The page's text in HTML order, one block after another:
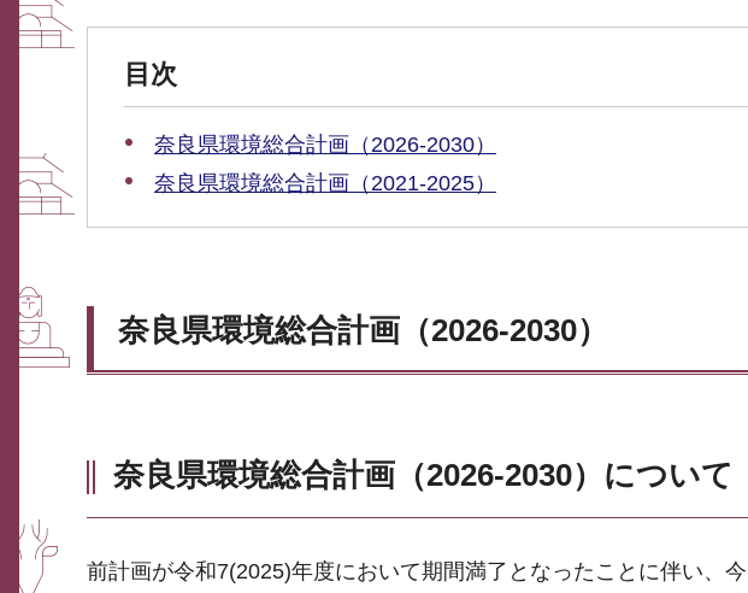
目次
奈良県環境総合計画（2026-2030）
奈良県環境総合計画（2021-2025）
奈良県環境総合計画（2026-2030）
奈良県環境総合計画（2026-2030）について
前計画が令和7(2025)年度において期間満了となったことに伴い、